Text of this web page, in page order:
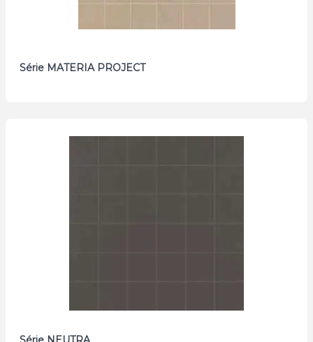
Série MATERIA PROJECT